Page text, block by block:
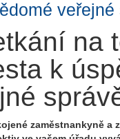
veřejné
na
k
zaměstnankyně a